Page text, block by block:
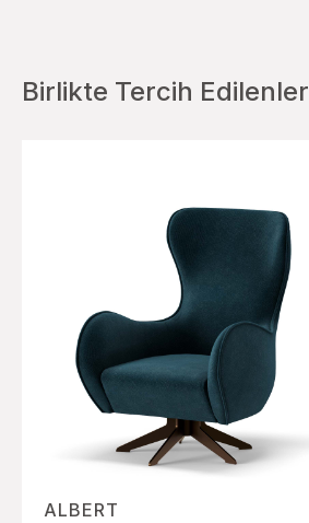
Birlikte Tercih Edilenler
ALBERT